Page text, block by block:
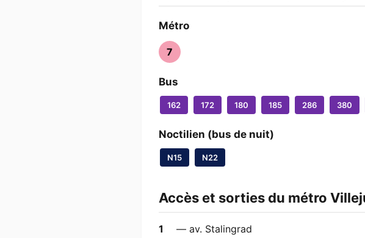
Métro
7
Bus
162 172 180 185 286 380
Noctilien (bus de nuit)
N15 N22
Accès et sorties du métro
1 — av. Stalingrad